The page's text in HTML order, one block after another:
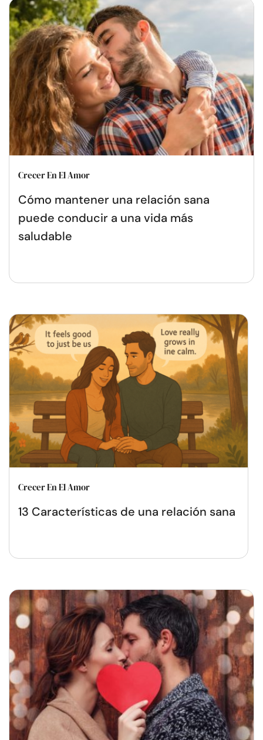
Crecer En El Amor
Cómo mantener una relación sana
puede conducir a una vida más
saludable
Crecer En El Amor
13 Características de una relación sana